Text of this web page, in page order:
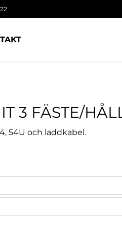
3 FÄSTE/
54U och laddkabel.